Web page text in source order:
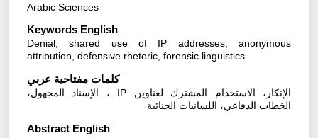
Arabic Sciences
Keywords English
Denial, shared use of IP addresses, anonymous
attribution, defensive rhetoric, forensic linguistics
كلمات مفتاحية عربي
الإنكار، الاستخدام المشترك لعناوين IP ، الإسناد المجهول،
الخطاب الدفاعي، اللسانيات الجنائية
Abstract English